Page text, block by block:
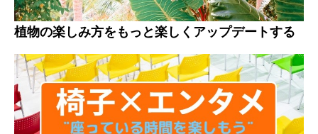
植物の楽しみ方をもっと楽しくアップデートする